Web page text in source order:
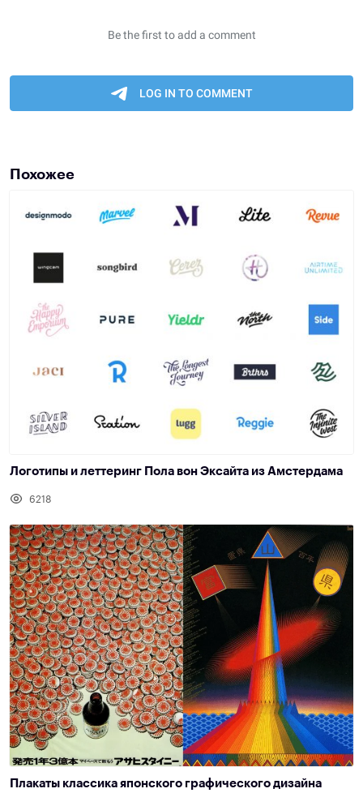
Похожее
Логотипы и леттеринг Пола вон Эксайта из Амстердама
6218
Плакаты классика японского графического дизайна